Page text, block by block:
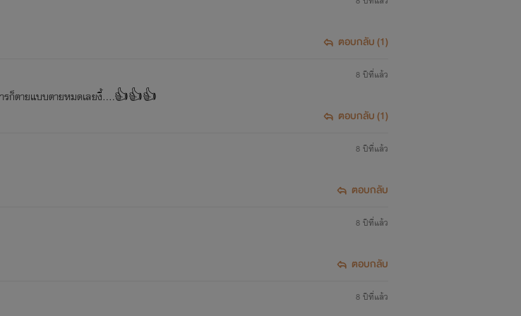
นึกถึงจิตใจอีกคนที่อยู่ข้างๆเสียสนิท ภูธารอยากจะตบปากตัวเองสักร้อยครั้ง
นใจจะเป็นไปอย่างที่คิด เจ้าของหน้าหล่อเหล่ากล่าวขึ้นอย่างแผ่วเบาพร้อมกับรอย
าเที่ยวเนี้ยนะ" โฮมส์เห็นท่าไม่ดีจึงทักท่วงขึ้นเขาไม่อยากให้เสียบรรยาการเพราะ
ตอบกลับ (1)
ธารก็ตายแบบตายหมดเลยงี้....👍👍👍
8 ปีที่แล้ว
ตอบกลับ (1)
8 ปีที่แล้ว
ตอบกลับ
8 ปีที่แล้ว
ตอบกลับ
8 ปีที่แล้ว